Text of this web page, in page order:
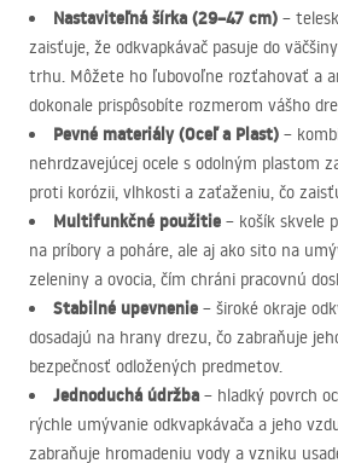
Nastaviteľná šírka (29–47 cm) –
zaisťuje, že odkvapkávač pasuje do
trhu. Môžete ho ľubovoľne rozťahovať a
dokonale prispôsobíte rozmerom vášho
Pevné materiály (Oceľ a Plast) –
nehrdzavejúcej ocele s odolným plastom
proti korózii, vlhkosti a zaťaženiu, čo
Multifunkčné použitie – košík skvele
na príbory a poháre, ale aj ako sito na
zeleniny a ovocia, čím chráni pracovnú
Stabilné upevnenie – široké okraje
dosadajú na hrany drezu, čo zabraňuje
bezpečnosť odložených predmetov.
Jednoduchá údržba – hladký povrch
rýchle umývanie odkvapkávača a jeho
zabraňuje hromadeniu vody a vzniku